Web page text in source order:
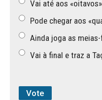
Vai até aos «oitavos»
Pode chegar aos
Ainda joga as
Vai à final e traz a